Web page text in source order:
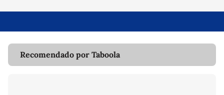
Recomendado por Taboola